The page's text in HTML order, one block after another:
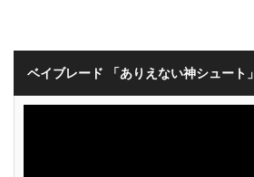
ベイブレード 「ありえない神シュート」
動